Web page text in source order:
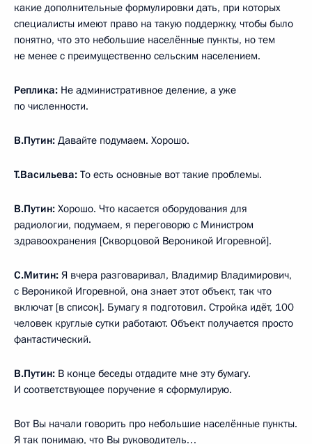
какие дополнительные формулировки дать, при которых
специалисты имеют право на такую поддержку, чтобы было
понятно, что это небольшие населённые пункты, но тем
не менее с преимущественно сельским населением.
Реплика: Не административное деление, а уже
по численности.
В.Путин: Давайте подумаем. Хорошо.
Т.Васильева: То есть основные вот такие проблемы.
В.Путин: Хорошо. Что касается оборудования для
радиологии, подумаем, я переговорю с Министром
здравоохранения [Скворцовой Вероникой Игоревной].
С.Митин: Я вчера разговаривал, Владимир Владимирович,
с Вероникой Игоревной, она знает этот объект, так что
включат [в список]. Бумагу я подготовил. Стройка идёт, 100
человек круглые сутки работают. Объект получается просто
фантастический.
В.Путин: В конце беседы отдадите мне эту бумагу.
И соответствующее поручение я сформулирую.
Вот Вы начали говорить про небольшие населённые пункты.
Я так понимаю, что Вы руководитель…